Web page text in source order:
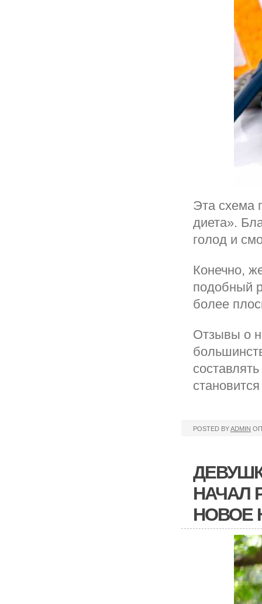
Эта схема
диета».
голод и
Конечно,
подобный
более
Отзывы о
POSTED BYADMIN
НАЧАЛ
НОВОЕ